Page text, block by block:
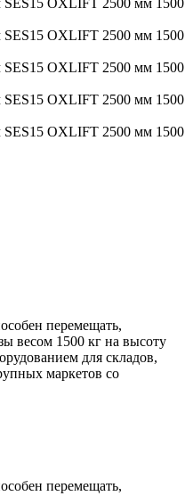
перемещать,
весом 1500 кг на высоту
для складов,
маркетов со
перемещать,